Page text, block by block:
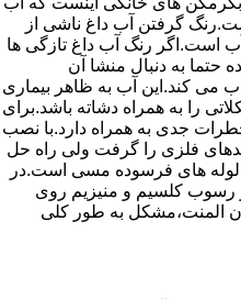
گرفتن آب داغ ناشی از
است.اگر رنگ آب داغ تازگی ها
حتما به دنبال منشا آن
می کند.این آب به ظاهر بیماری
را به همراه دشاته باشد.برای
جدی به همراه دارد.با نصب
فلزی را گرفت ولی راه حل
لوله های فرسوده مسی است.در
رسوب کلسیم و منیزیم روی
المنت،مشکل به طور کلی